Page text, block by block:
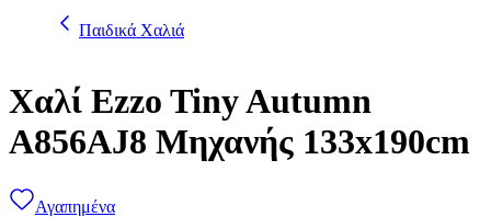
Παιδικά Χαλιά
Χαλί Ezzo Tiny Autumn
A856AJ8 Μηχανής 133x190cm
Αγαπημένα